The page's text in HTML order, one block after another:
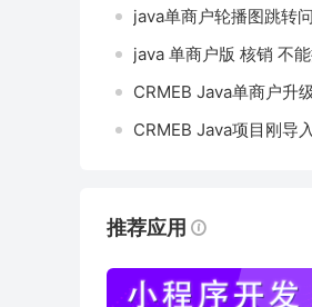
java单商户轮播图跳转
java 单商户版 核销 不
CRMEB Java单商户升
CRMEB Java项目刚导
推荐应用